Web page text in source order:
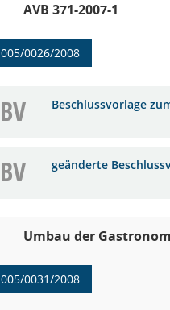
AVB 371-2007-1
005/0026/2008
BV Beschlussvorlage
BV geänderte
Umbau der
005/0031/2008